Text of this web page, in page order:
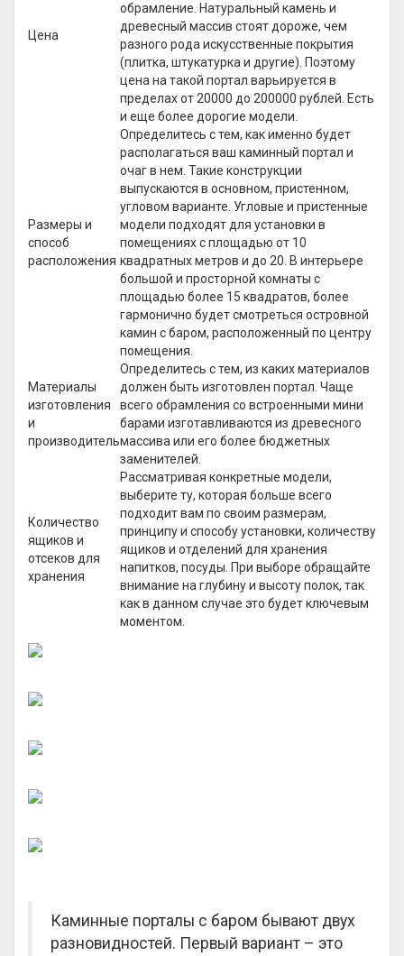
Цена
обрамление. Натуральный камень и
древесный массив стоят дороже, чем
разного рода искусственные покрытия
(плитка, штукатурка и другие). Поэтому
цена на такой портал варьируется в
пределах от 20000 до 200000 рублей. Есть
и еще более дорогие модели.
Размеры и
способ
расположения
Определитесь с тем, как именно будет
располагаться ваш каминный портал и
очаг в нем. Такие конструкции
выпускаются в основном, пристенном,
угловом варианте. Угловые и пристенные
модели подходят для установки в
помещениях с площадью от 10
квадратных метров и до 20. В интерьере
большой и просторной комнаты с
площадью более 15 квадратов, более
гармонично будет смотреться островной
камин с баром, расположенный по центру
помещения.
Материалы
изготовления
и
производитель
Определитесь с тем, из каких материалов
должен быть изготовлен портал. Чаще
всего обрамления со встроенными мини
барами изготавливаются из древесного
массива или его более бюджетных
заменителей.
Количество
ящиков и
отсеков для
хранения
Рассматривая конкретные модели,
выберите ту, которая больше всего
подходит вам по своим размерам,
принципу и способу установки, количеству
ящиков и отделений для хранения
напитков, посуды. При выборе обращайте
внимание на глубину и высоту полок, так
как в данном случае это будет ключевым
моментом.
Каминные порталы с баром бывают двух
разновидностей. Первый вариант – это